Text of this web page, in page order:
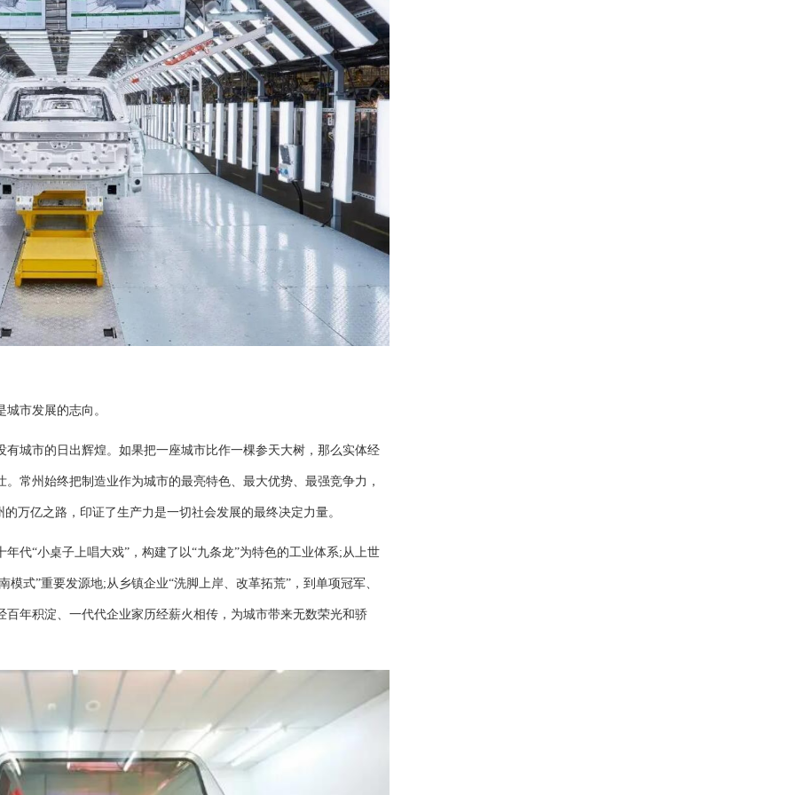
市发展的志向。
市的日出辉煌。如果把一座城市比作一棵参天大树，那么实体经
常州始终把制造业作为城市的最亮特色、最大优势、最强竞争力，
万亿之路，印证了生产力是一切社会发展的最终决定力量。
“小桌子上唱大戏”，构建了以“九条龙”为特色的工业体系;从上世
式”重要发源地;从乡镇企业“洗脚上岸、改革拓荒”，到单项冠军、
年积淀、一代代企业家历经薪火相传，为城市带来无数荣光和骄